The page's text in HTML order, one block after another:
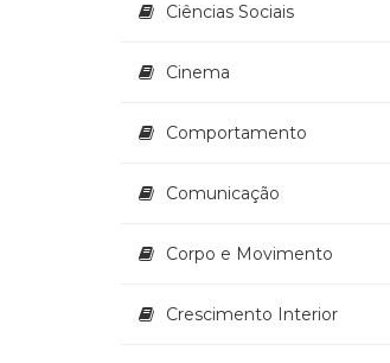
Ciências Sociais
Cinema
Comportamento
Comunicação
Corpo e Movimento
Crescimento Interior